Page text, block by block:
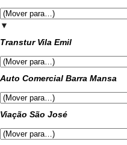
▼
Transtur Vila Emil
Auto Comercial Barra Mansa
Viação São José